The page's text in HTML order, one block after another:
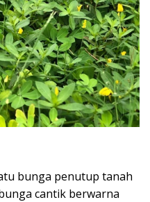
bunga penutup tanah
cantik berwarna